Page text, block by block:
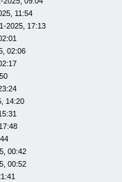
11:54
2025, 17:13
02:06
14:20
00:42
00:52